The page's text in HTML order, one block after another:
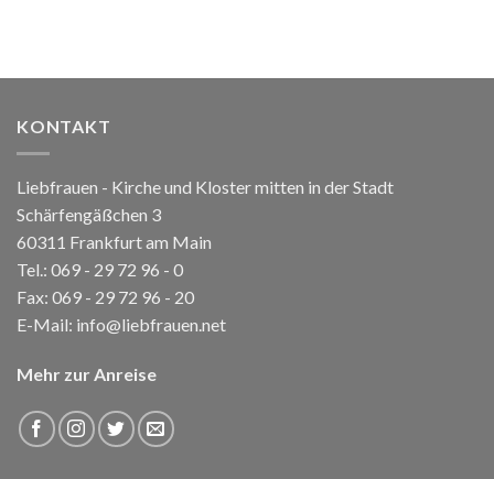
KONTAKT
Liebfrauen - Kirche und Kloster mitten in der Stadt
Schärfengäßchen 3
60311 Frankfurt am Main
Tel.: 069 - 29 72 96 - 0
Fax: 069 - 29 72 96 - 20
E-Mail: info@liebfrauen.net
Mehr zur Anreise